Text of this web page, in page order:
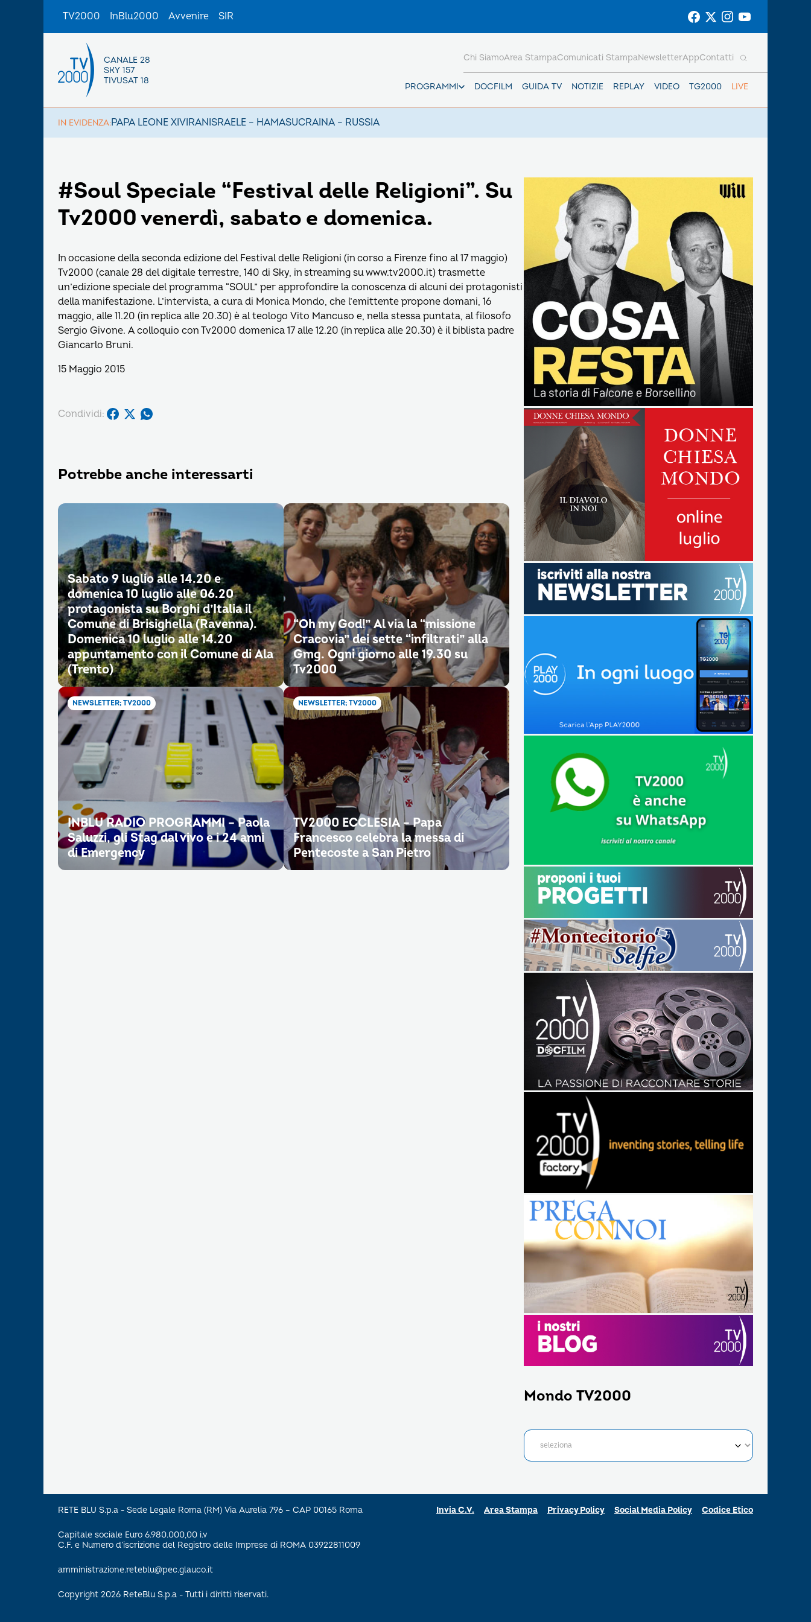
TV2000 InBlu2000 Avvenire SIR
CANALE 28
SKY 157
TIVUSAT 18
PROGRAMMI DOCFILM GUIDA TV NOTIZIE REPLAY VIDEO TG2000 LIVE
Chi SiamoArea StampaComunicati StampaNewsletterAppContatti
IN EVIDENZA:PAPA LEONE XIVIRANISRAELE – HAMASUCRAINA – RUSSIA
#Soul Speciale “Festival delle Religioni”. Su
Tv2000 venerdì, sabato e domenica.
In occasione della seconda edizione del Festival delle Religioni (in corso a Firenze fino al 17 maggio)
Tv2000 (canale 28 del digitale terrestre, 140 di Sky, in streaming su www.tv2000.it) trasmette
un’edizione speciale del programma “SOUL” per approfondire la conoscenza di alcuni dei protagonisti
della manifestazione. L’intervista, a cura di Monica Mondo, che l’emittente propone domani, 16
maggio, alle 11.20 (in replica alle 20.30) è al teologo Vito Mancuso e, nella stessa puntata, al filosofo
Sergio Givone. A colloquio con Tv2000 domenica 17 alle 12.20 (in replica alle 20.30) è il biblista padre
Giancarlo Bruni.
15 Maggio 2015
Condividi:
Potrebbe anche interessarti
Sabato 9 luglio alle 14.20 e
domenica 10 luglio alle 06.20
protagonista su Borghi d’Italia il
Comune di Brisighella (Ravenna).
Domenica 10 luglio alle 14.20
appuntamento con il Comune di Ala
(Trento)
“Oh my God!” Al via la “missione
Cracovia” dei sette “infiltrati” alla
Gmg. Ogni giorno alle 19.30 su
Tv2000
NEWSLETTER; TV2000
INBLU RADIO PROGRAMMI – Paola
Saluzzi, gli Stag dal vivo e i 24 anni
di Emergency
NEWSLETTER; TV2000
TV2000 ECCLESIA – Papa
Francesco celebra la messa di
Pentecoste a San Pietro
Mondo TV2000
RETE BLU S.p.a - Sede Legale Roma (RM) Via Aurelia 796 – CAP 00165 Roma
Capitale sociale Euro 6.980.000,00 i.v
C.F. e Numero d’iscrizione del Registro delle Imprese di ROMA 03922811009
amministrazione.reteblu@pec.glauco.it
Copyright 2026 ReteBlu S.p.a - Tutti i diritti riservati.
Invia C.V. Area Stampa Privacy Policy Social Media Policy Codice Etico